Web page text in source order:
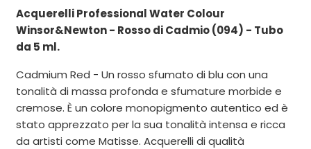
Acquerelli Professional Water Colour
Winsor&Newton - Rosso di Cadmio (094) - Tubo
da 5 ml.
Cadmium Red - Un rosso sfumato di blu con una
tonalità di massa profonda e sfumature morbide e
cremose. È un colore monopigmento autentico ed è
stato apprezzato per la sua tonalità intensa e ricca
da artisti come Matisse. Acquerelli di qualità